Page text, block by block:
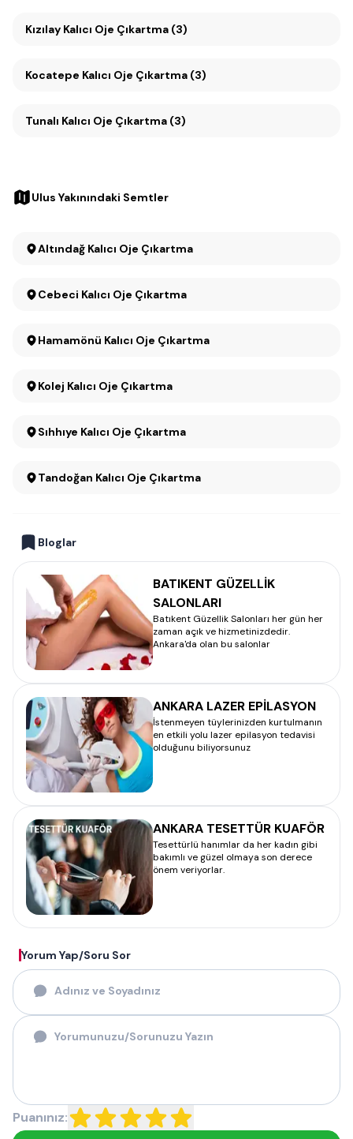
Kızılay Kalıcı Oje Çıkartma (3)
Kocatepe Kalıcı Oje Çıkartma (3)
Tunalı Kalıcı Oje Çıkartma (3)
Ulus Yakınındaki Semtler
Altındağ Kalıcı Oje Çıkartma
Cebeci Kalıcı Oje Çıkartma
Hamamönü Kalıcı Oje Çıkartma
Kolej Kalıcı Oje Çıkartma
Sıhhıye Kalıcı Oje Çıkartma
Tandoğan Kalıcı Oje Çıkartma
Bloglar
BATIKENT GÜZELLİK
SALONLARI
Batıkent Güzellik Salonları her gün her
zaman açık ve hizmetinizdedir.
Ankara'da olan bu salonlar
ANKARA LAZER EPİLASYON
İstenmeyen tüylerinizden kurtulmanın
en etkili yolu lazer epilasyon tedavisi
olduğunu biliyorsunuz
ANKARA TESETTÜR KUAFÖR
Tesettürlü hanımlar da her kadın gibi
bakımlı ve güzel olmaya son derece
önem veriyorlar.
Yorum Yap/Soru Sor
Puanınız: